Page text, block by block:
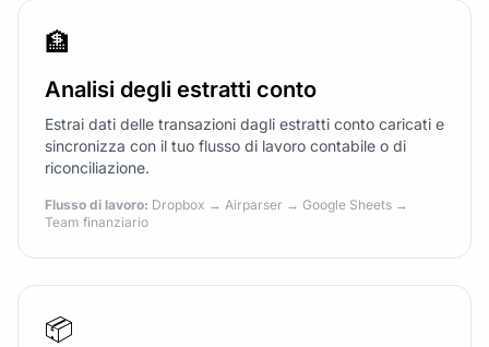
🏦
Analisi degli estratti conto
Estrai dati delle transazioni dagli estratti conto caricati e
sincronizza con il tuo flusso di lavoro contabile o di
riconciliazione.
Flusso di lavoro: Dropbox → Airparser → Google Sheets →
Team finanziario
📦